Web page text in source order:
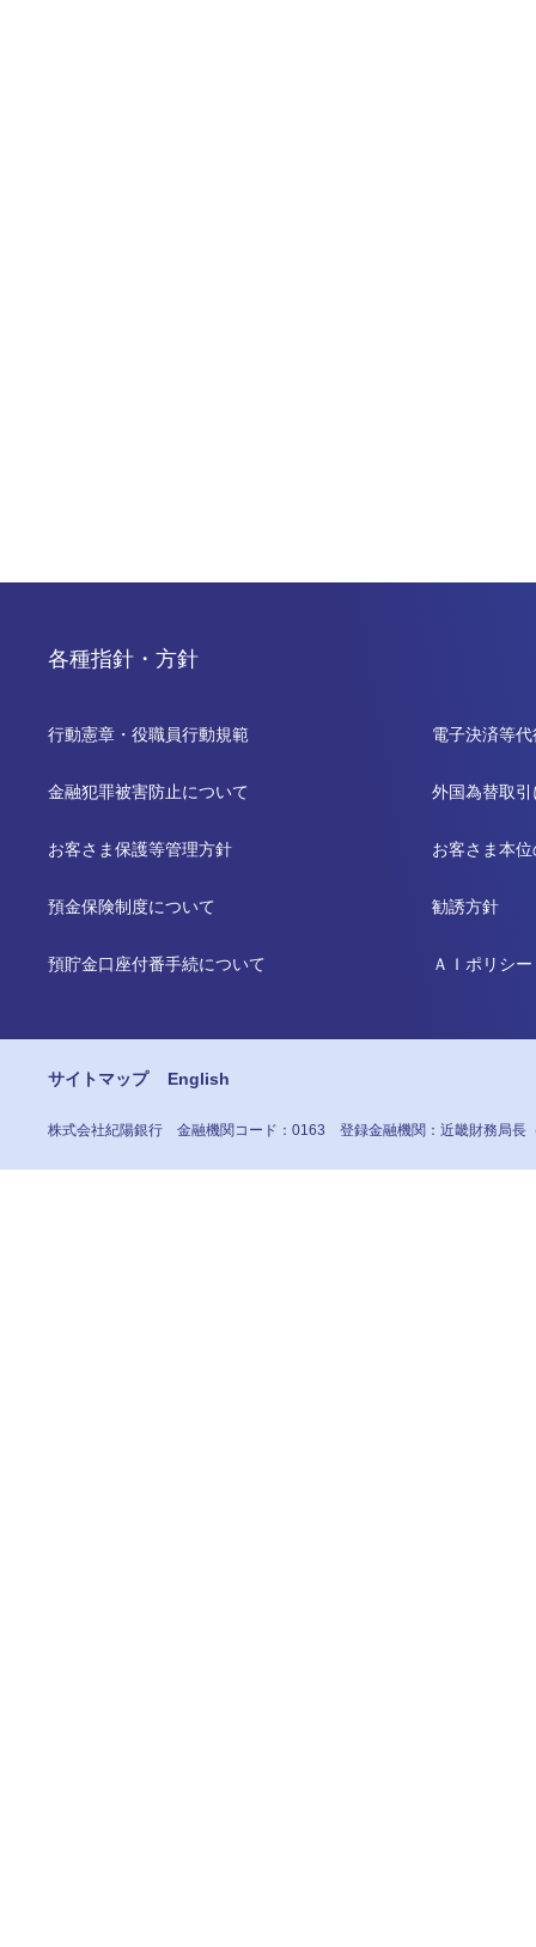
各種指針・方針
行動憲章・役職員行動規範
金融犯罪被害防止について
お客さま保護等管理方針
預金保険制度について
預貯金口座付番手続について
電子決済等
外国為替取
お客さま本
勧誘方針
ＡＩポリシー
サイトマップ English
株式会社紀陽銀行 金融機関コード：0163 登録金融機関：近畿財務局長